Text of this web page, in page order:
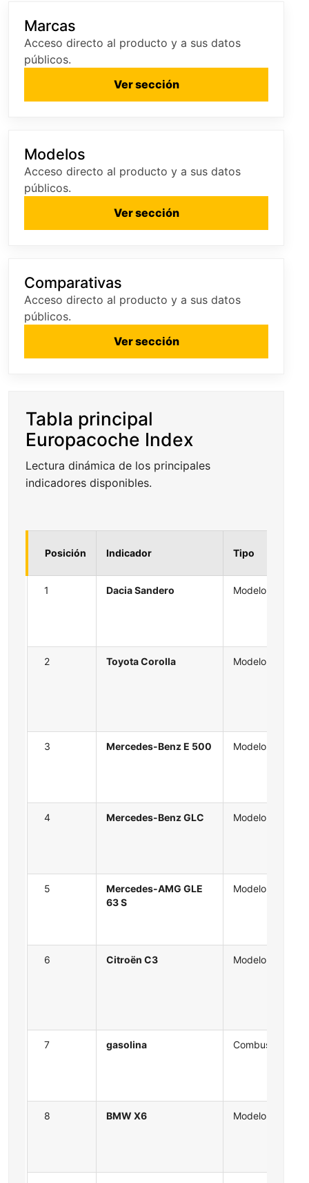
Marcas
Acceso directo al producto y a sus datos
públicos.
Ver sección
Modelos
Acceso directo al producto y a sus datos
públicos.
Ver sección
Comparativas
Acceso directo al producto y a sus datos
públicos.
Ver sección
Tabla principal
Europacoche Index
Lectura dinámica de los principales
indicadores disponibles.
Posición Indicador Tipo
1 Dacia Sandero Modelo
2 Toyota Corolla Modelo
3 Mercedes-Benz E 500 Modelo
4 Mercedes-Benz GLC Modelo
5
Mercedes-AMG GLE
63 S
Modelo
6 Citroën C3 Modelo
7 gasolina Combustible
8 BMW X6 Modelo